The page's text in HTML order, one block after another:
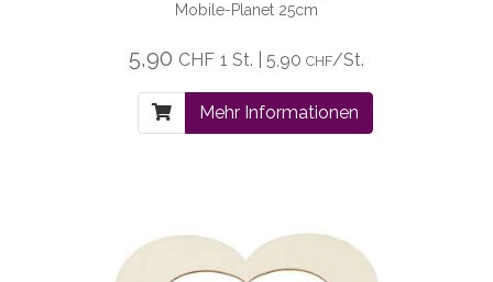
Mobile-Planet 25cm
5,90 CHF 1 St. | 5,90 CHF/St.
Mehr Informationen